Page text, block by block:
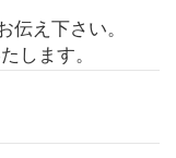
え下さい。
します。